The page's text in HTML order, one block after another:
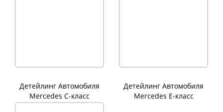
Детейлинг Автомобиля
Mercedes C-класс
Детейлинг Автомобиля
Mercedes E-класс